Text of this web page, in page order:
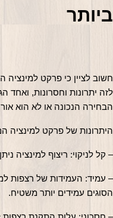
הנכונה או לא הוא
של פרקט למינציה
קל לניקוי: ריצוף למינציה
עמידים יותר משטיח.